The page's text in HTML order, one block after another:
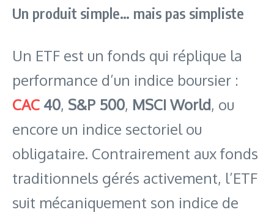
Un produit simple… mais pas simpliste
Un ETF est un fonds qui réplique la
performance d’un indice boursier :
CAC 40, S&P 500, MSCI World, ou
encore un indice sectoriel ou
obligataire. Contrairement aux fonds
traditionnels gérés activement, l’ETF
suit mécaniquement son indice de